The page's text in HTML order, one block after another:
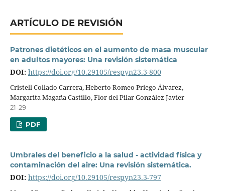
ARTÍCULO DE REVISIÓN
Patrones dietéticos en el aumento de masa muscular
en adultos mayores: Una revisión sistemática
DOI: https://doi.org/10.29105/respyn23.3-800
Cristell Collado Carrera, Heberto Romeo Priego Álvarez,
Margarita Magaña Castillo, Flor del Pilar González Javier
21-29
PDF
Umbrales del beneficio a la salud - actividad física y
contaminación del aire: Una revisión sistemática.
DOI: https://doi.org/10.29105/respyn23.3-797